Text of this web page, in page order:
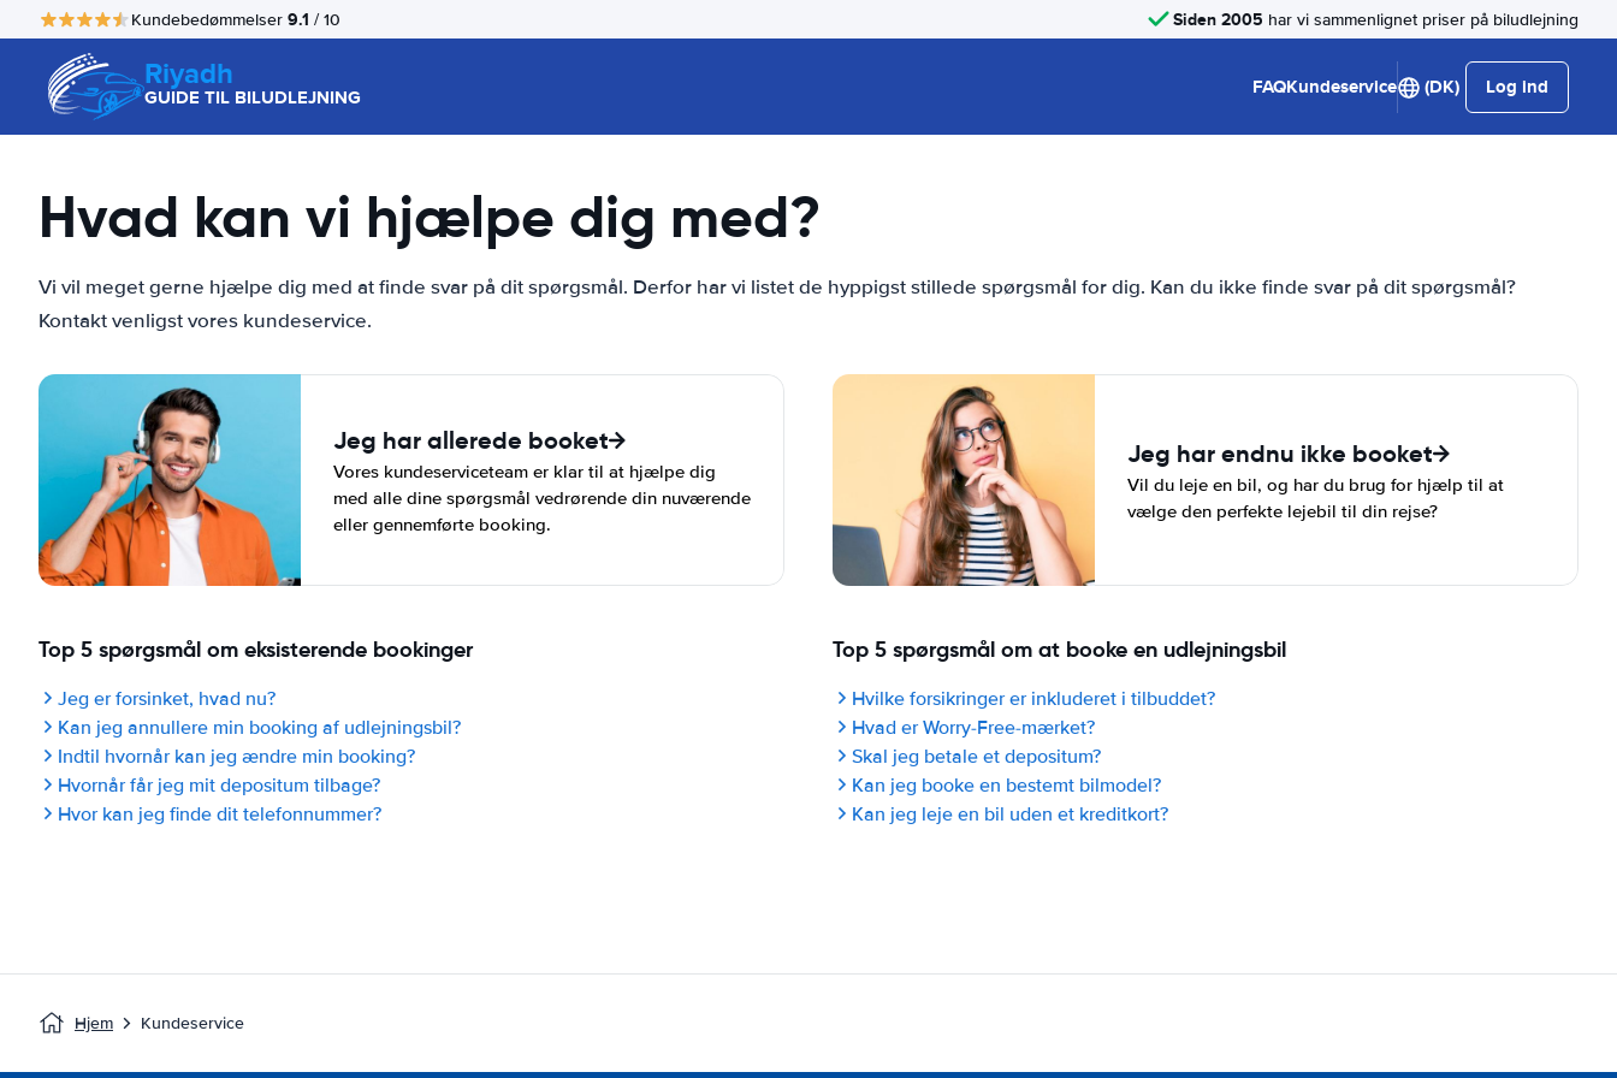
Kundebedømmelser 9.1 / 10 Siden 2005 har vi sammenlignet priser på biludlejning
Riyadh
GUIDE TIL BILUDLEJNING FAQKundeservice (DK) Log ind
Hvad kan vi hjælpe dig med?
Vi vil meget gerne hjælpe dig med at finde svar på dit spørgsmål. Derfor har vi listet de hyppigst stillede spørgsmål for dig. Kan du ikke finde svar på dit spørgsmål?
Kontakt venligst vores kundeservice.
Jeg har allerede booket
Vores kundeserviceteam er klar til at hjælpe dig
med alle dine spørgsmål vedrørende din nuværende
eller gennemførte booking.
Jeg har endnu ikke booket
Vil du leje en bil, og har du brug for hjælp til at
vælge den perfekte lejebil til din rejse?
Top 5 spørgsmål om eksisterende bookinger
Jeg er forsinket, hvad nu?
Kan jeg annullere min booking af udlejningsbil?
Indtil hvornår kan jeg ændre min booking?
Hvornår får jeg mit depositum tilbage?
Hvor kan jeg finde dit telefonnummer?
Top 5 spørgsmål om at booke en udlejningsbil
Hvilke forsikringer er inkluderet i tilbuddet?
Hvad er Worry-Free-mærket?
Skal jeg betale et depositum?
Kan jeg booke en bestemt bilmodel?
Kan jeg leje en bil uden et kreditkort?
Hjem Kundeservice